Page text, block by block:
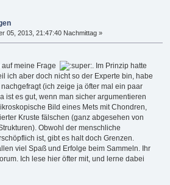
05, 2013, 21:47:40 Nachmittag »
meine Frage
. Im Prinzip hatte
ich aber doch nicht so der Experte bin, habe
(ich zeige ja öfter mal ein paar
ist es gut, wenn man sicher argumentieren
Bild eines Mets mit Chondren,
Kruste fälschen (ganz abgesehen von
Obwohl der menschliche
ist, gibt es halt doch Grenzen.
viel Spaß und Erfolge beim Sammeln. Ihr
Ich lese hier öfter mit, und lerne dabei